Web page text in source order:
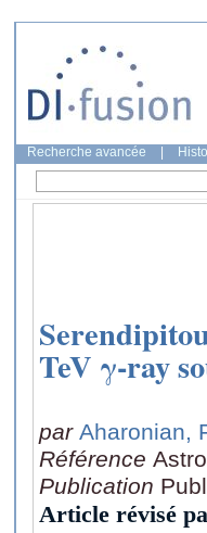
Recherche avancée
TeV γ-ray
par Aharonian,
Référence
Publication
Article révisé